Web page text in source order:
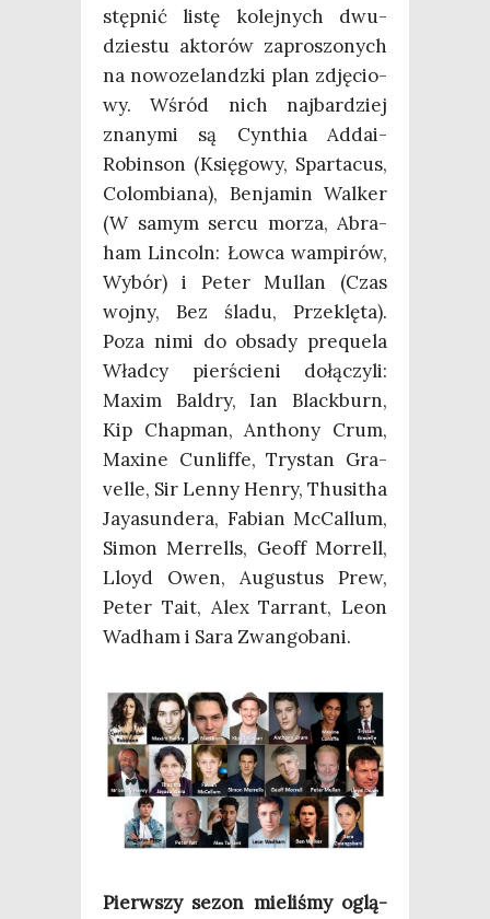
stęp­nić listę kolej­nych dwu­
dzie­stu akto­rów zapro­szo­nych
na nowo­ze­landz­ki plan zdję­cio­
wy. Wśród nich naj­bar­dziej
zna­ny­mi są Cyn­thia Addai-
Robin­son (Księ­go­wy, Spar­ta­cus,
Colom­bia­na), Ben­ja­min Wal­ker
(W samym ser­cu morza, Abra­
ham Lin­coln: Łow­ca wam­pi­rów,
Wybór) i Peter Mul­lan (Czas
woj­ny, Bez śla­du, Prze­klę­ta).
Poza nimi do obsa­dy pre­qu­ela
Wład­cy pier­ście­ni dołą­czy­li:
Maxim Bal­dry, Ian Black­burn,
Kip Chap­man, Antho­ny Crum,
Maxi­ne Cun­lif­fe, Try­stan Gra­
vel­le, Sir Len­ny Hen­ry, Thu­si­tha
Jay­asun­de­ra, Fabian McCal­lum,
Simon Mer­rells, Geoff Mor­rell,
Lloyd Owen, Augu­stus Prew,
Peter Tait, Alex Tar­rant, Leon
Wadham i Sara Zwangobani.
Pierw­szy sezon mie­li­śmy oglą­